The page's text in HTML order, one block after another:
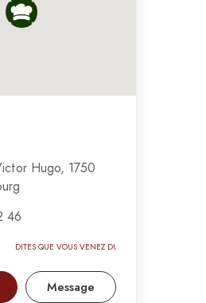
Hugo, 1750
46
QUE VOUS VENEZ DU GASTRONOMIC-
CIRCUS
Message